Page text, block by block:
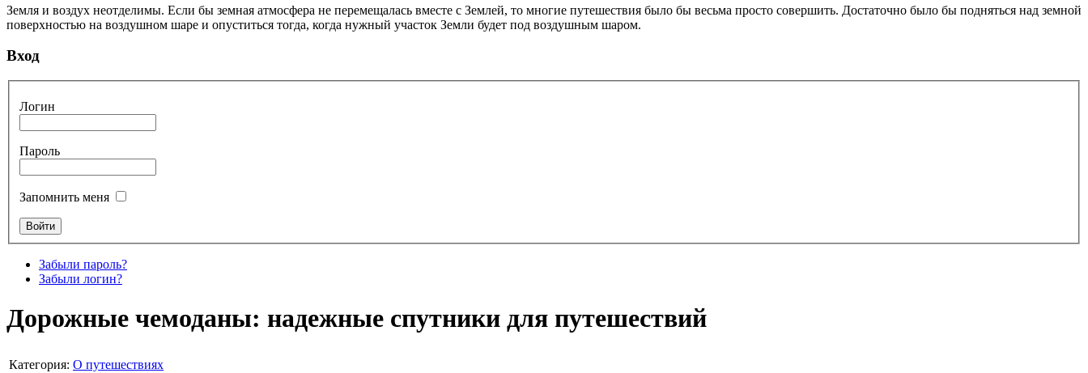
Земля и воздух неотделимы. Если бы земная атмосфера не перемещалась вместе с Землей, то многие путешествия было бы весьма просто совершить. Достаточно было бы подняться над земной
поверхностью на воздушном шаре и опуститься тогда, когда нужный участок Земли будет под воздушным шаром.
Вход
Логин
Пароль
Запомнить меня
Забыли пароль?
Забыли логин?
Дорожные чемоданы: надежные спутники для путешествий
Категория: О путешествиях